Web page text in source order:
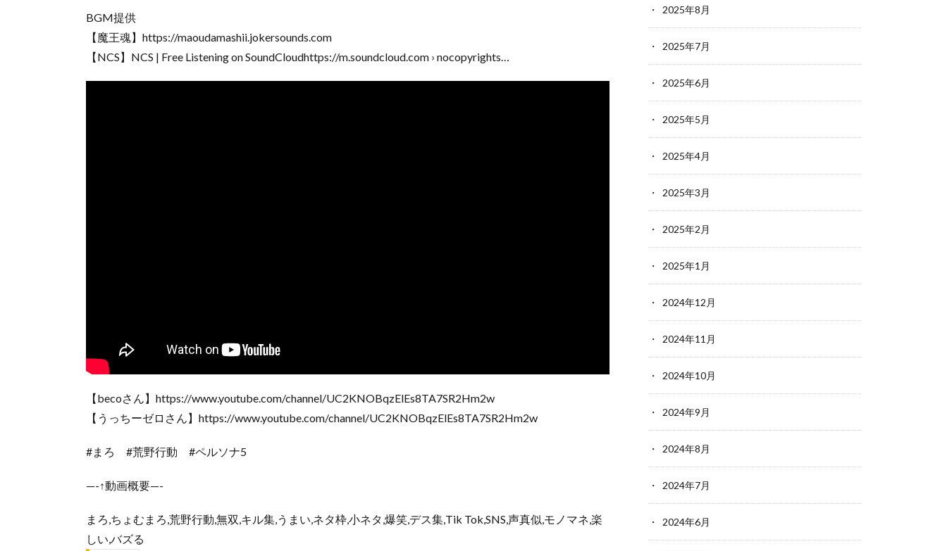
BGM提供
【魔王魂】https://maoudamashii.jokersounds.com
【NCS】NCS | Free Listening on SoundCloudhttps://m.soundcloud.com › nocopyrights…
【becoさん】https://www.youtube.com/channel/UC2KNOBqzElEs8TA7SR2Hm2w
【うっちーゼロさん】https://www.youtube.com/channel/UC2KNOBqzElEs8TA7SR2Hm2w
#まろ #荒野行動 #ペルソナ5
—-↑動画概要—-
まろ,ちょむまろ,荒野行動,無双,キル集,うまい,ネタ枠,小ネタ,爆笑,デス集,Tik Tok,SNS,声真似,モノマネ,楽
しい,バズる
2025年8月
2025年7月
2025年6月
2025年5月
2025年4月
2025年3月
2025年2月
2025年1月
2024年12月
2024年11月
2024年10月
2024年9月
2024年8月
2024年7月
2024年6月